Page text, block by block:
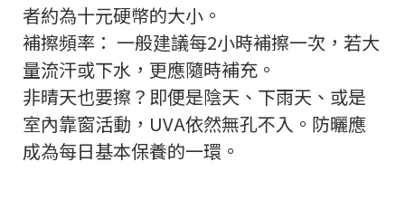
者約為十元硬幣的大小。
補擦頻率： 一般建議每2小時補擦一次，若大
量流汗或下水，更應隨時補充。
非晴天也要擦？即便是陰天、下雨天、或是
室內靠窗活動，UVA依然無孔不入。防曬應
成為每日基本保養的一環。